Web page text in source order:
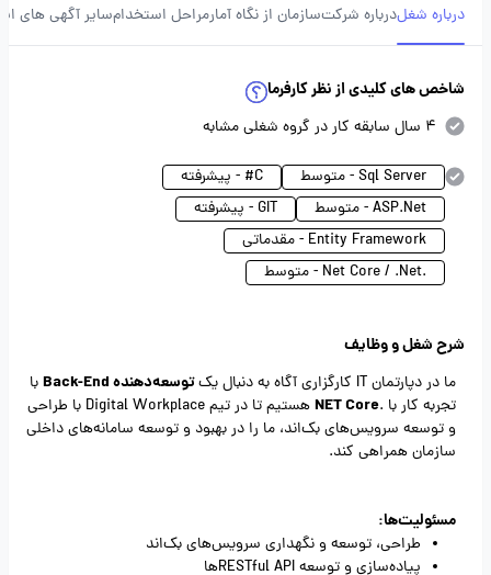
درباره شغلدرباره شرکتسازمان از نگاه آمارمراحل استخدامسایر آگهی های
شاخص های کلیدی از نظر کارفرما
4 سال سابقه کار در گروه شغلی مشابه
Sql Server - متوسط
C# - پیشرفته
ASP.Net - متوسط
GIT - پیشرفته
Entity Framework - مقدماتی
.Net Core / .Net - متوسط
شرح شغل و وظایف
ما در دپارتمان IT کارگزاری آگاه به دنبال یک توسعه‌دهنده Back-End
با
تجربه کار با .NET Core
هستیم تا در تیم Digital Workplace با طراحی
و توسعه سرویس‌های بک‌اند، ما را در بهبود و توسعه سامانه‌های داخلی
سازمان همراهی کند.
مسئولیت‌ها:
طراحی، توسعه و نگهداری سرویس‌های بک‌اند
پیاده‌سازی و توسعه RESTful APIها